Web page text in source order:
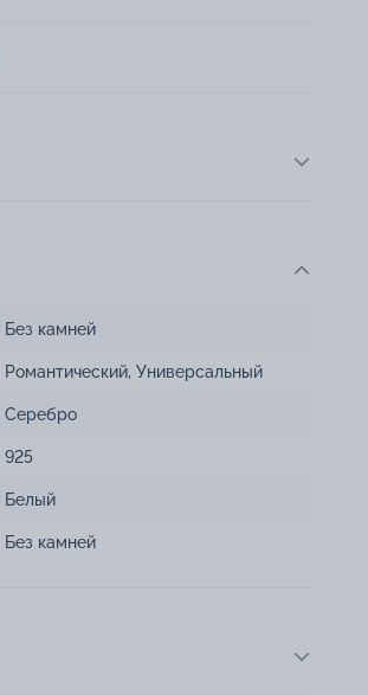
Без камней
Романтический, Универсальный
Серебро
925
Белый
Без камней